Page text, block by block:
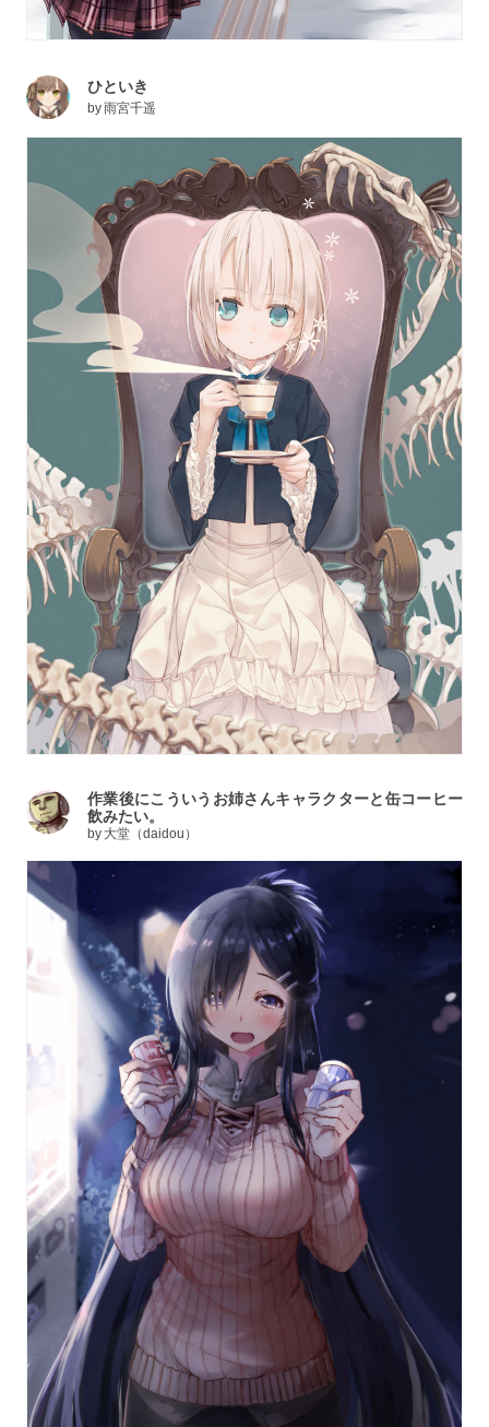
ひといき
by雨宮千遥
作業後にこういうお姉さんキャラクターと缶コーヒー
飲みたい。
by 大堂（daidou）